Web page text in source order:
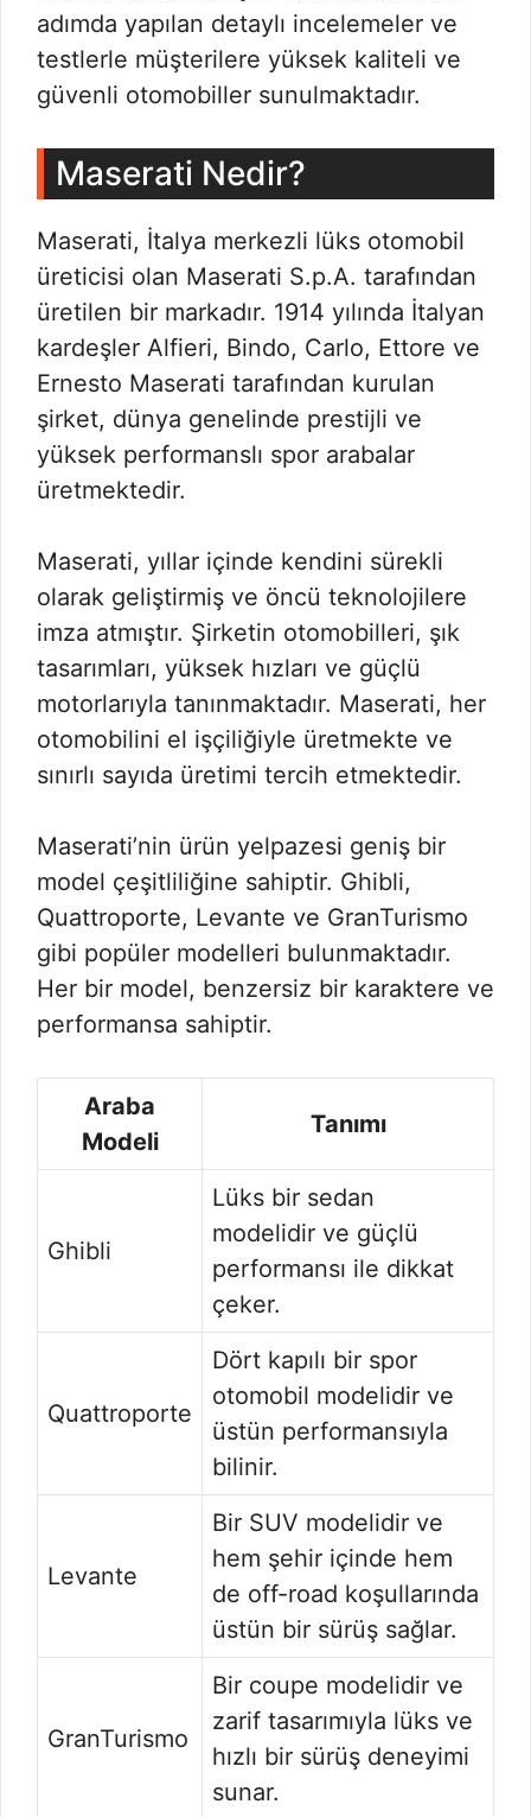
adımda yapılan detaylı incelemeler ve
testlerle müşterilere yüksek kaliteli ve
güvenli otomobiller sunulmaktadır.
Maserati Nedir?
Maserati, İtalya merkezli lüks otomobil
üreticisi olan Maserati S.p.A. tarafından
üretilen bir markadır. 1914 yılında İtalyan
kardeşler Alfieri, Bindo, Carlo, Ettore ve
Ernesto Maserati tarafından kurulan
şirket, dünya genelinde prestijli ve
yüksek performanslı spor arabalar
üretmektedir.
Maserati, yıllar içinde kendini sürekli
olarak geliştirmiş ve öncü teknolojilere
imza atmıştır. Şirketin otomobilleri, şık
tasarımları, yüksek hızları ve güçlü
motorlarıyla tanınmaktadır. Maserati, her
otomobilini el işçiliğiyle üretmekte ve
sınırlı sayıda üretimi tercih etmektedir.
Maserati’nin ürün yelpazesi geniş bir
model çeşitliliğine sahiptir. Ghibli,
Quattroporte, Levante ve GranTurismo
gibi popüler modelleri bulunmaktadır.
Her bir model, benzersiz bir karaktere ve
performansa sahiptir.
Araba
Modeli
Tanımı
Ghibli
Lüks bir sedan
modelidir ve güçlü
performansı ile dikkat
çeker.
Quattroporte
Dört kapılı bir spor
otomobil modelidir ve
üstün performansıyla
bilinir.
Levante
Bir SUV modelidir ve
hem şehir içinde hem
de off-road koşullarında
üstün bir sürüş sağlar.
GranTurismo
Bir coupe modelidir ve
zarif tasarımıyla lüks ve
hızlı bir sürüş deneyimi
sunar.